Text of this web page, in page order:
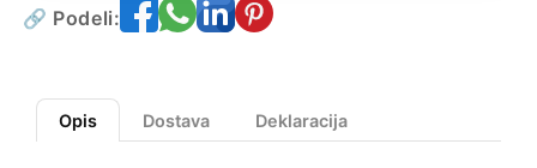
🔗 Podeli:
Opis Dostava Deklaracija